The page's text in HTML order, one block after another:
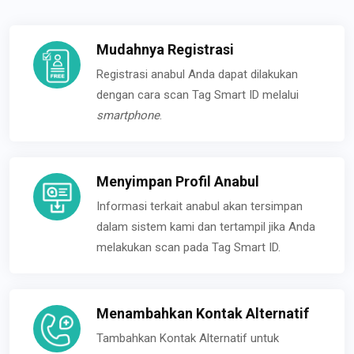
Mudahnya Registrasi
Registrasi anabul Anda dapat dilakukan
dengan cara scan Tag Smart ID melalui
smartphone.
Menyimpan Profil Anabul
Informasi terkait anabul akan tersimpan
dalam sistem kami dan tertampil jika Anda
melakukan scan pada Tag Smart ID.
Menambahkan Kontak Alternatif
Tambahkan Kontak Alternatif untuk